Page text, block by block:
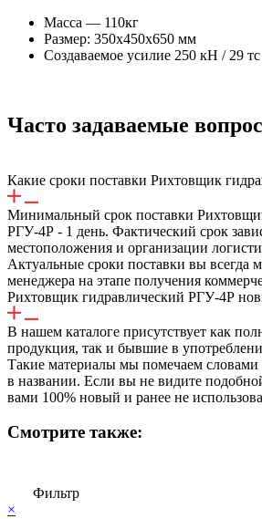
Масса — 110кг
Размер: 350х450х650 мм
Создаваемое усилие 250 кН / 29 тс
Часто задаваемые
Какие сроки поставки Рихтовщик
Минимальный срок поставки
РГУ-4Р - 1 день. Фактический срок
местоположения и организации
Актуальные сроки поставки вы всегда
менеджера на этапе получения
Рихтовщик гидравлический РГУ-4Р
В нашем каталоге присутствует как
продукция, так и бывшие в
Такие материалы мы помечаем
в названии. Если вы не видите
вами 100% новый и ранее не
Смотрите также:
Фильтр
×